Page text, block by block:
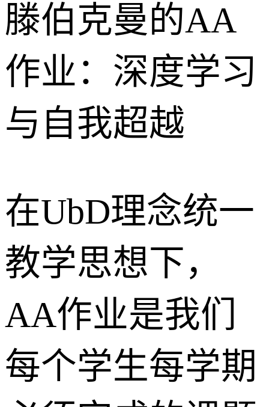
滕伯克曼的AA
作业：深度学习
与自我超越
在UbD理念统一
教学思想下，
AA作业是我们
每个学生每学期